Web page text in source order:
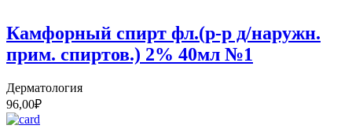
Камфорный спирт фл.(р-р д/наружн.
прим. спиртов.) 2% 40мл №1
Дерматология
96,00₽